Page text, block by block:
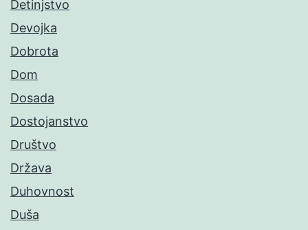
Detinjstvo
Devojka
Dobrota
Dom
Dosada
Dostojanstvo
Društvo
Država
Duhovnost
Duša